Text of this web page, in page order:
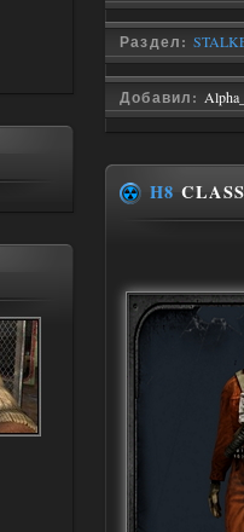
Раздел:
Добавил:
H8